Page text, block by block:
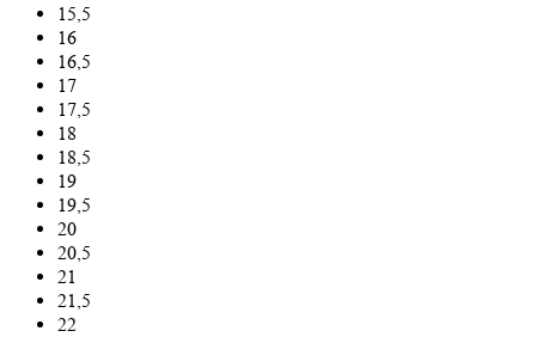
15,5
16
16,5
17
17,5
18
18,5
19
19,5
20
20,5
21
21,5
22